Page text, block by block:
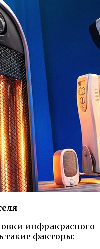
инфракрасного
такие факторы: